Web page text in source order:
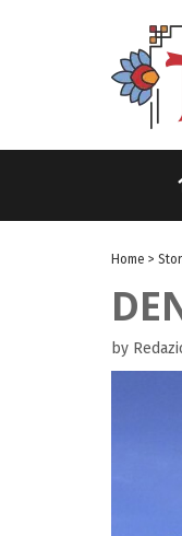
Home >
by